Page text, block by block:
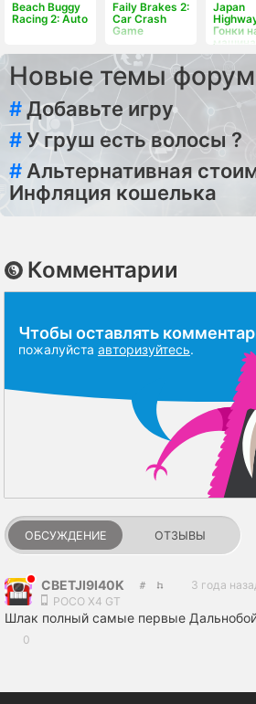
Beach Buggy
Racing 2: Auto
Faily Brakes 2:
Car Crash
Game
Japan
Гонки
машинах
Новые темы
#Добавьте игру
#У груш есть волосы ?
# Альтернативная
Инфляция кошелька
Комментарии
Чтобы оставлять
пожалуйста авторизуйтесь.
ОБСУЖДЕНИЕ ОТЗЫВЫ
CBETJI9I40K
3 года
POCO X4 GT
Шлак полный самые первые
0